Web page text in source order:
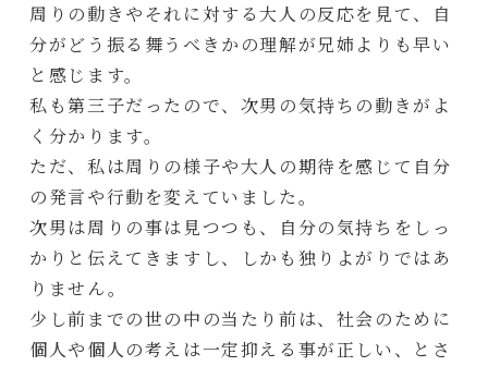
周りの動きやそれに対する大人の反応を見て、自
分がどう振る舞うべきかの理解が兄姉よりも早い
と感じます。
私も第三子だったので、次男の気持ちの動きがよ
く分かります。
ただ、私は周りの様子や大人の期待を感じて自分
の発言や行動を変えていました。
次男は周りの事は見つつも、自分の気持ちをしっ
かりと伝えてきますし、しかも独りよがりではあ
りません。
少し前までの世の中の当たり前は、社会のために
個人や個人の考えは一定抑える事が正しい、とさ